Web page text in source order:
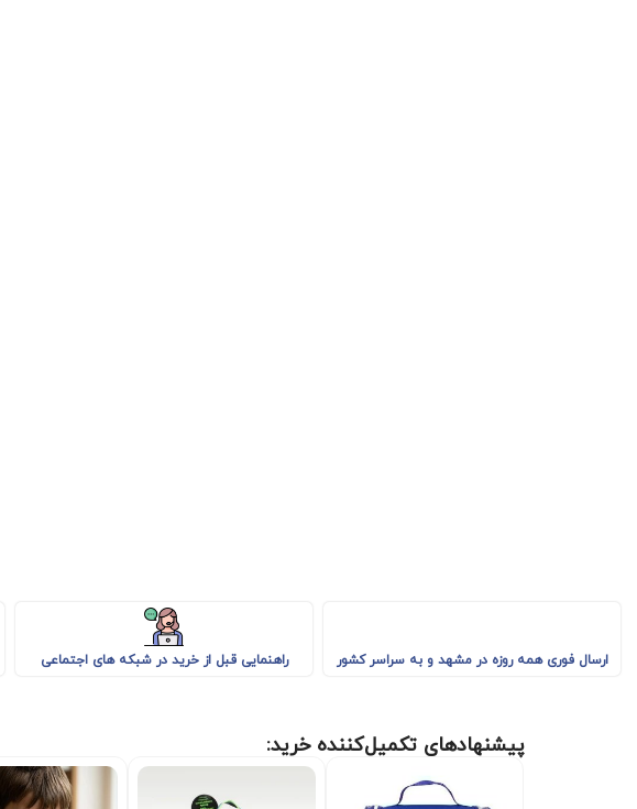
ارسال فوری همه روزه در مشهد و به سراسر کشور راهنمایی قبل از خرید در شبکه های اجتماعی
پیشنهادهای تکمیل‌کننده خرید: